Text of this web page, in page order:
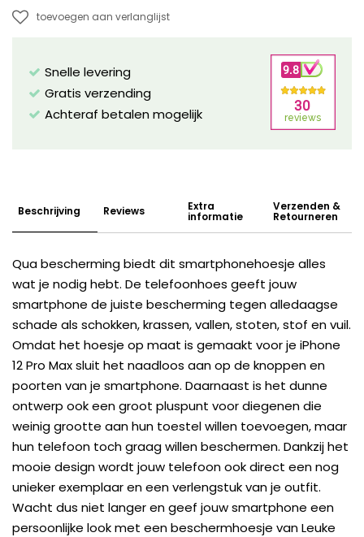
toevoegen aan verlanglijst
Snelle levering
Gratis verzending
Achteraf betalen mogelijk
Beschrijving Reviews Extra
informatie
Verzenden &
Retourneren
Qua bescherming biedt dit smartphonehoesje alles
wat je nodig hebt. De telefoonhoes geeft jouw
smartphone de juiste bescherming tegen alledaagse
schade als schokken, krassen, vallen, stoten, stof en vuil.
Omdat het hoesje op maat is gemaakt voor je iPhone
12 Pro Max sluit het naadloos aan op de knoppen en
poorten van je smartphone. Daarnaast is het dunne
ontwerp ook een groot pluspunt voor diegenen die
weinig grootte aan hun toestel willen toevoegen, maar
hun telefoon toch graag willen beschermen. Dankzij het
mooie design wordt jouw telefoon ook direct een nog
unieker exemplaar en een verlengstuk van je outfit.
Wacht dus niet langer en geef jouw smartphone een
persoonlijke look met een beschermhoesje van Leuke